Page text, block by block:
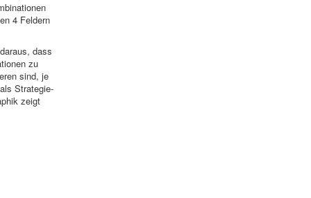
4 Feldern
dass
zu
sind, je
Strategie-
zeigt